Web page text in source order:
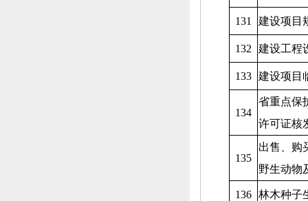
131 建设项目
132 建设工程
133 建设项目
134
省重点保
许可证核
135
出售、 购
野生动物
136 林木种子